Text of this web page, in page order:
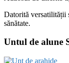
Datorită versatilității
sănătate.
Untul de alune